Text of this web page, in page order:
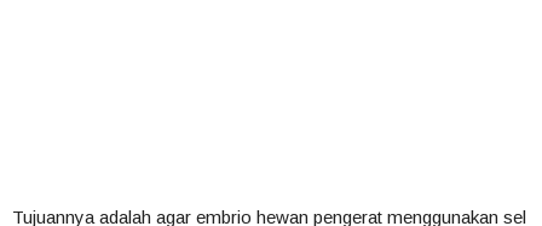
Tujuannya adalah agar embrio hewan pengerat menggunakan sel